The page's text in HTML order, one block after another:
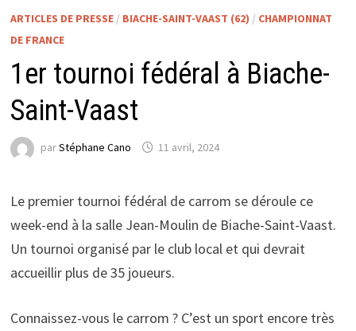
ARTICLES DE PRESSE/ BIACHE-SAINT-VAAST (62) / CHAMPIONNAT
DE FRANCE
1er tournoi fédéral à Biache-
Saint-Vaast
parStéphane Cano 11 avril, 2024
Le premier tournoi fédéral de carrom se déroule ce
week-end à la salle Jean-Moulin de Biache-Saint-Vaast.
Un tournoi organisé par le club local et qui devrait
accueillir plus de 35 joueurs.
Connaissez-vous le carrom ? C’est un sport encore très